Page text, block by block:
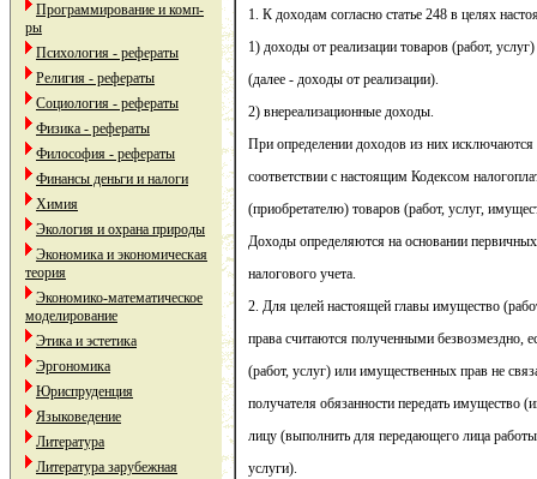
Программирование и комп-
ры
Психология - рефераты
Религия - рефераты
Социология - рефераты
Физика - рефераты
Философия - рефераты
Финансы деньги и налоги
Химия
Экология и охрана природы
Экономика и экономическая
теория
Экономико-математическое
моделирование
Этика и эстетика
Эргономика
Юриспруденция
Языковедение
Литература
Литература зарубежная
1. К доходам согласно статье 248 в целях
1) доходы от реализации товаров (работ,
(далее - доходы от реализации).
2) внереализационные доходы.
При определении доходов из них
соответствии с настоящим Кодексом
(приобретателю) товаров (работ, услуг,
Доходы определяются на основании
налогового учета.
2. Для целей настоящей главы имущество
права считаются полученными безвозмездно,
(работ, услуг) или имущественных прав не
получателя обязанности передать имущество
лицу (выполнить для передающего лица
услуги).